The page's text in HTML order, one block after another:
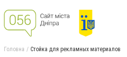
Головна Стойка для рекламных материалов